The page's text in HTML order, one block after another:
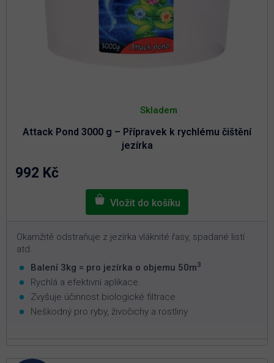
Attack Pond 3000 g – Přípravek k rychlému čištění
jezírka
hodnocení
4,9
Skladem
992 Kč
Okamžitě odstraňuje z jezírka vláknité řasy, spadané listí
atd.
Balení 3kg = pro jezírka o objemu 50m3
Rychlá a efektivní aplikace
Zvyšuje účinnost biologické filtrace
Neškodný pro ryby, živočichy a rostliny